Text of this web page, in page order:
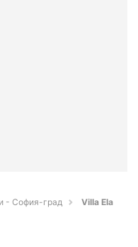
- София-град
Villa Ela